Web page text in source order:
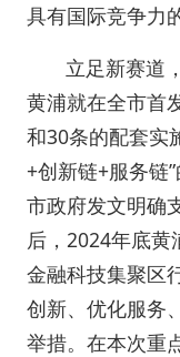
具有国际竞争力
立足新赛道
黄浦就在全市首
和30条的配套实
+创新链+服务链
市政府发文明确
后，2024年底
金融科技集聚区
创新、优化服务
举措。在本次重